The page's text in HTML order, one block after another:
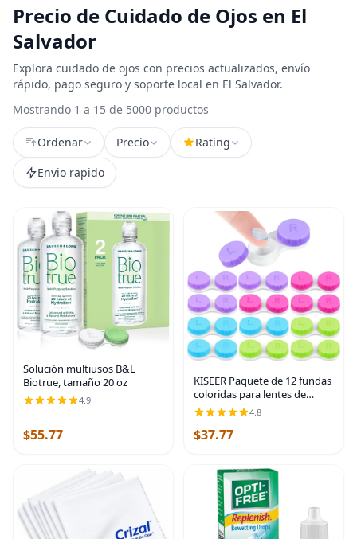
Precio de Cuidado de Ojos en El
Salvador
Explora cuidado de ojos con precios actualizados, envío
rápido, pago seguro y soporte local en El Salvador.
Mostrando 1 a 15 de 5000 productos
Ordenar Precio
Rating
Envio rapido
Solución multiusos B&L
Biotrue, tamaño 20 oz
4.9
$55.77
KISEER Paquete de 12 fundas
coloridas para lentes de
contacto, contenedor a
granel, kit de
almacenamiento de remojo
4.8
$37.77